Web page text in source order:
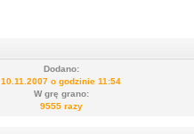
Dodano:
10.11.2007 o godzinie 11:54
W grę grano:
9555 razy